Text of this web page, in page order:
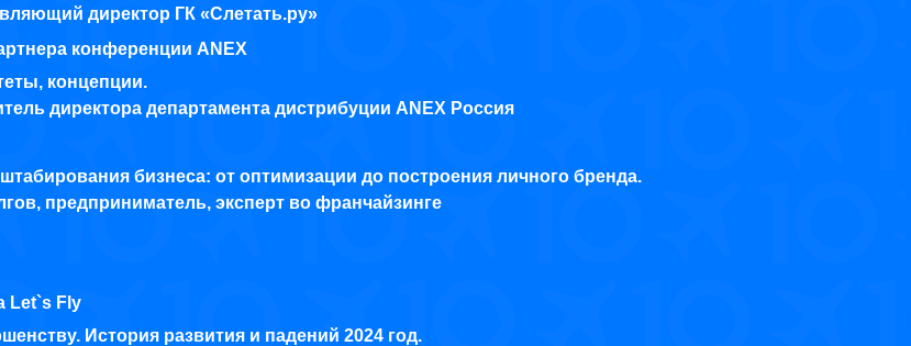
директор ГК «Слетать.ру»
конференции ANEX
концепции.
директора департамента дистрибуции ANEX Россия
бизнеса: от оптимизации до построения личного бренда.
предприниматель, эксперт во франчайзинге
Let`s Fly
История развития и падений 2024 год.